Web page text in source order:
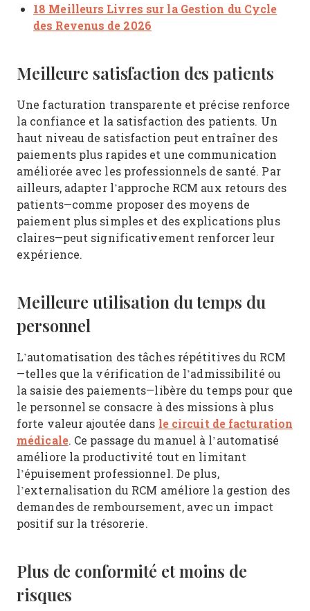
18 Meilleurs Livres sur la Gestion du Cycle
des Revenus de 2026
Meilleure satisfaction des patients
Une facturation transparente et précise renforce
la confiance et la satisfaction des patients. Un
haut niveau de satisfaction peut entraîner des
paiements plus rapides et une communication
améliorée avec les professionnels de santé. Par
ailleurs, adapter l’approche RCM aux retours des
patients—comme proposer des moyens de
paiement plus simples et des explications plus
claires—peut significativement renforcer leur
expérience.
Meilleure utilisation du temps du
personnel
L’automatisation des tâches répétitives du RCM
—telles que la vérification de l’admissibilité ou
la saisie des paiements—libère du temps pour que
le personnel se consacre à des missions à plus
forte valeur ajoutée dans le circuit de facturation
médicale. Ce passage du manuel à l’automatisé
améliore la productivité tout en limitant
l’épuisement professionnel. De plus,
l’externalisation du RCM améliore la gestion des
demandes de remboursement, avec un impact
positif sur la trésorerie.
Plus de conformité et moins de
risques